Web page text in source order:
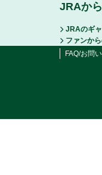
JRAか
JRAのギ
ファンか
FAQ/お問